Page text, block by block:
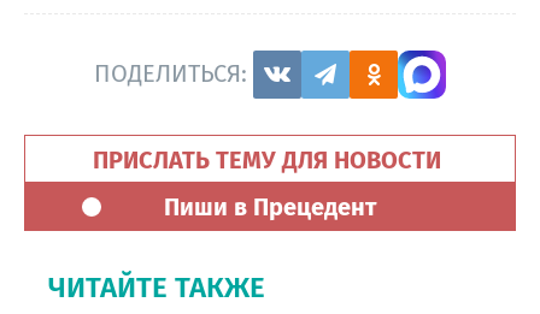
ПОДЕЛИТЬСЯ:
ПРИСЛАТЬ ТЕМУ ДЛЯ НОВОСТИ
Пиши в Прецедент
ЧИТАЙТЕ ТАКЖЕ